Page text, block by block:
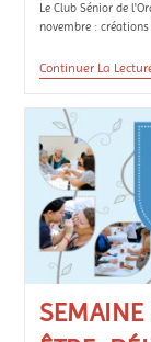
Le Club Sénior de
novembre :
Continuer La